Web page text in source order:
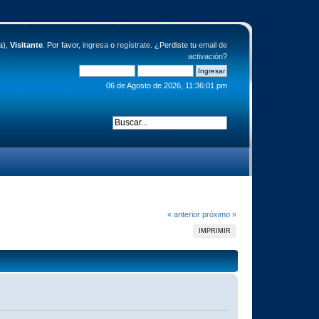
Visitante. Por favor, ingresao regístrate. ¿Perdiste tu email de
activación?
06 de Agosto de 2026, 11:36:01 pm
« anterior próximo »
IMPRIMIR